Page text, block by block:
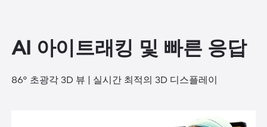
AI 아이트래킹 및 빠른 응답
86° 초광각 3D 뷰 | 실시간 최적의 3D 디스플레이